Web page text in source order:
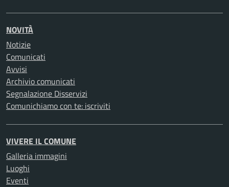
NOVITÀ
Notizie
Comunicati
Avvisi
Archivio comunicati
Segnalazione Disservizi
Comunichiamo con te: iscriviti
VIVERE IL COMUNE
Galleria immagini
Luoghi
Eventi